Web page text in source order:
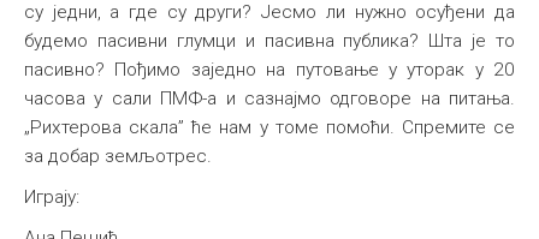
су једни, а где су други? Јесмо ли нужно осуђени да
будемо пасивни глумци и пасивна публика? Шта је то
пасивно? Пођимо заједно на путовање у уторак у 20
часова у сали ПМФ-а и сазнајмо одговоре на питања.
„Рихтерова скала” ће нам у томе помоћи. Спремите се
за добар земљотрес.
Играју: